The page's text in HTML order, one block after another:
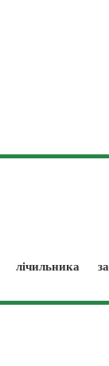
лічильника за